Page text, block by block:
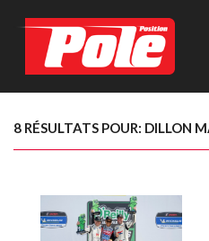
8 RÉSULTATS POUR: DILLON